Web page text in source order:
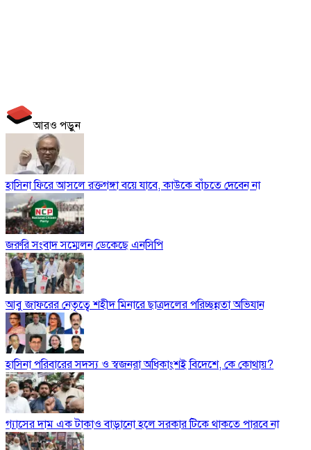
আরও পড়ুন
হাসিনা ফিরে আসলে রক্তগঙ্গা বয়ে যাবে, কাউকে বাঁচতে দেবেন না
জরুরি সংবাদ সম্মেলন ডেকেছে এনসিপি
আবু জাফরের নেতৃত্বে শহীদ মিনারে ছাত্রদলের পরিচ্ছন্নতা অভিযান
হাসিনা পরিবারের সদস্য ও স্বজনরা অধিকাংশই বিদেশে, কে কোথায়?
গ্যাসের দাম এক টাকাও বাড়ানো হলে সরকার টিকে থাকতে পারবে না